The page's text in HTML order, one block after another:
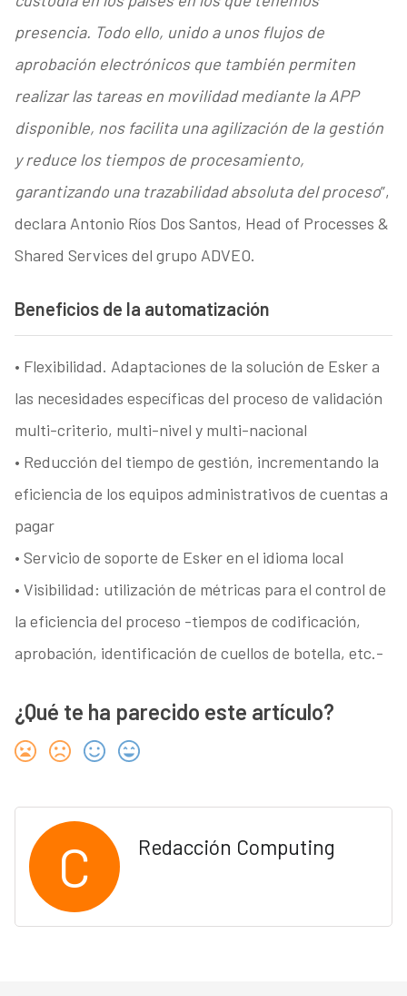
presencia. Todo ello, unido a unos flujos de
aprobación electrónicos que también permiten
realizar las tareas en movilidad mediante la APP
disponible, nos facilita una agilización de la gestión
y reduce los tiempos de procesamiento,
garantizando una trazabilidad absoluta del proceso”,
declara Antonio Ríos Dos Santos, Head of Processes &
Shared Services del grupo ADVEO.
Beneficios de la automatización
• Flexibilidad. Adaptaciones de la solución de Esker a
las necesidades específicas del proceso de validación
multi-criterio, multi-nivel y multi-nacional
• Reducción del tiempo de gestión, incrementando la
eficiencia de los equipos administrativos de cuentas a
pagar
• Servicio de soporte de Esker en el idioma local
• Visibilidad: utilización de métricas para el control de
la eficiencia del proceso -tiempos de codificación,
aprobación, identificación de cuellos de botella, etc.-
¿Qué te ha parecido este artículo?
C Redacción Computing